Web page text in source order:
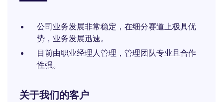
公司业务发展非常稳定，在细分赛道上极具优
势，业务发展迅速。
目前由职业经理人管理，管理团队专业且合作
性强。
关于我们的客户